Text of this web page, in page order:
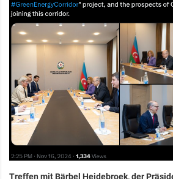
Treffen mit Bärbel Heidebroek, der